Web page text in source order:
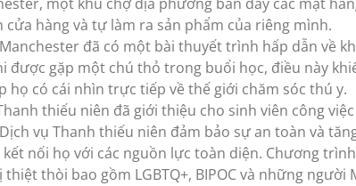
hàng và tự làm ra sản phẩm của riêng mình.
đã có một bài thuyết trình hấp dẫn về
được gặp một chú thỏ trong buổi học, điều này
họ có cái nhìn trực tiếp về thế giới chăm sóc thú y.
thiếu niên đã giới thiệu cho sinh viên công
vụ Thanh thiếu niên đảm bảo sự an toàn và
nối họ với các nguồn lực toàn diện. Chương
thòi bao gồm LGBTQ+, BIPOC và những người